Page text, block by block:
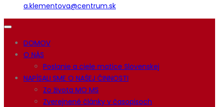
a.klementova@centrum.sk
DOMOV
O NÁS
Poslanie a ciele matice Slovenskej
NAPÍSALI SME O NAŠEJ ČINNOSTI
Zo života MO MS
Zverejnené články v časopisoch